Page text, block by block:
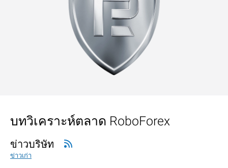
บทวิเคราะห์ตลาด RoboForex
ข่าวบริษัท
ข่าวเก่า